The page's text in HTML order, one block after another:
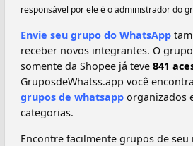
responsável por ele é o administrador do
Envie seu grupo do WhatsApp
receber novos integrantes. O
somente da Shopee já teve 841
GruposdeWhatss.app você
grupos de whatsapp organizados
categorias.
Encontre facilmente grupos de seu